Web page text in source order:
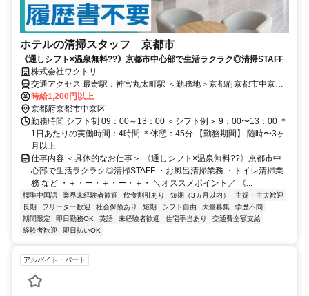
ホテルの清掃スタッフ 京都市
《通しシフト×温泉無料??》京都市中心部で生活ラクラク◎清掃STAFF
株式会社ワクトリ
交通アクセス 最寄駅：神宮丸太町駅 ＜勤務地＞京都府京都市中京区
末丸町0 【京都方面より】 地下鉄烏丸線で京都駅⇒丸太町駅（約7
分）
時給1,200円以上
京都府京都市中京区
勤務時間 シフト制 09：00～13：00 ＜シフト例＞ 9：00〜13：00 ＊
1日あたりの実働時間：4時間 ＊休憩：45分 【勤務期間】 随時〜3ヶ
月以上
仕事内容 ＜具体的なお仕事＞ 《通しシフト×温泉無料??》京都市中
心部で生活ラクラク◎清掃STAFF ・お風呂清掃業務 ・トイレ清掃業
務 など ・＋・ー・＋・ー・＋・ ＼オススメポイント／ 《...
標準中国語 業界未経験者歓迎 飲食割引あり 短期（3ヵ月以内）
主婦・主夫歓迎
長期
フリーター歓迎 社会保険あり 短期 シフト自由 大量募集
学歴不問
期間限定
即日勤務OK 英語 未経験者歓迎 住宅手当あり
交通費全額支給
経験者歓迎
即日払いOK
アルバイト・パート